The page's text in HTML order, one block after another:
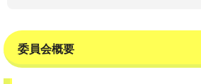
委員会概要